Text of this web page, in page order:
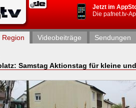
Jetzt im
Die pafnet.tv-
Region Videobeiträge Sendungen
Samstag Aktionstag für kleine